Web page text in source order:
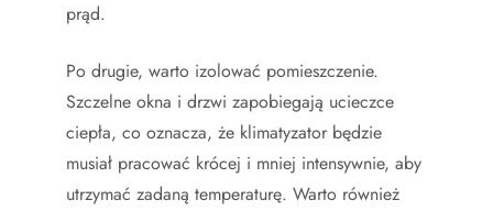
prąd.
Po drugie, warto izolować pomieszczenie.
Szczelne okna i drzwi zapobiegają ucieczce
ciepła, co oznacza, że klimatyzator będzie
musiał pracować krócej i mniej intensywnie, aby
utrzymać zadaną temperaturę. Warto również